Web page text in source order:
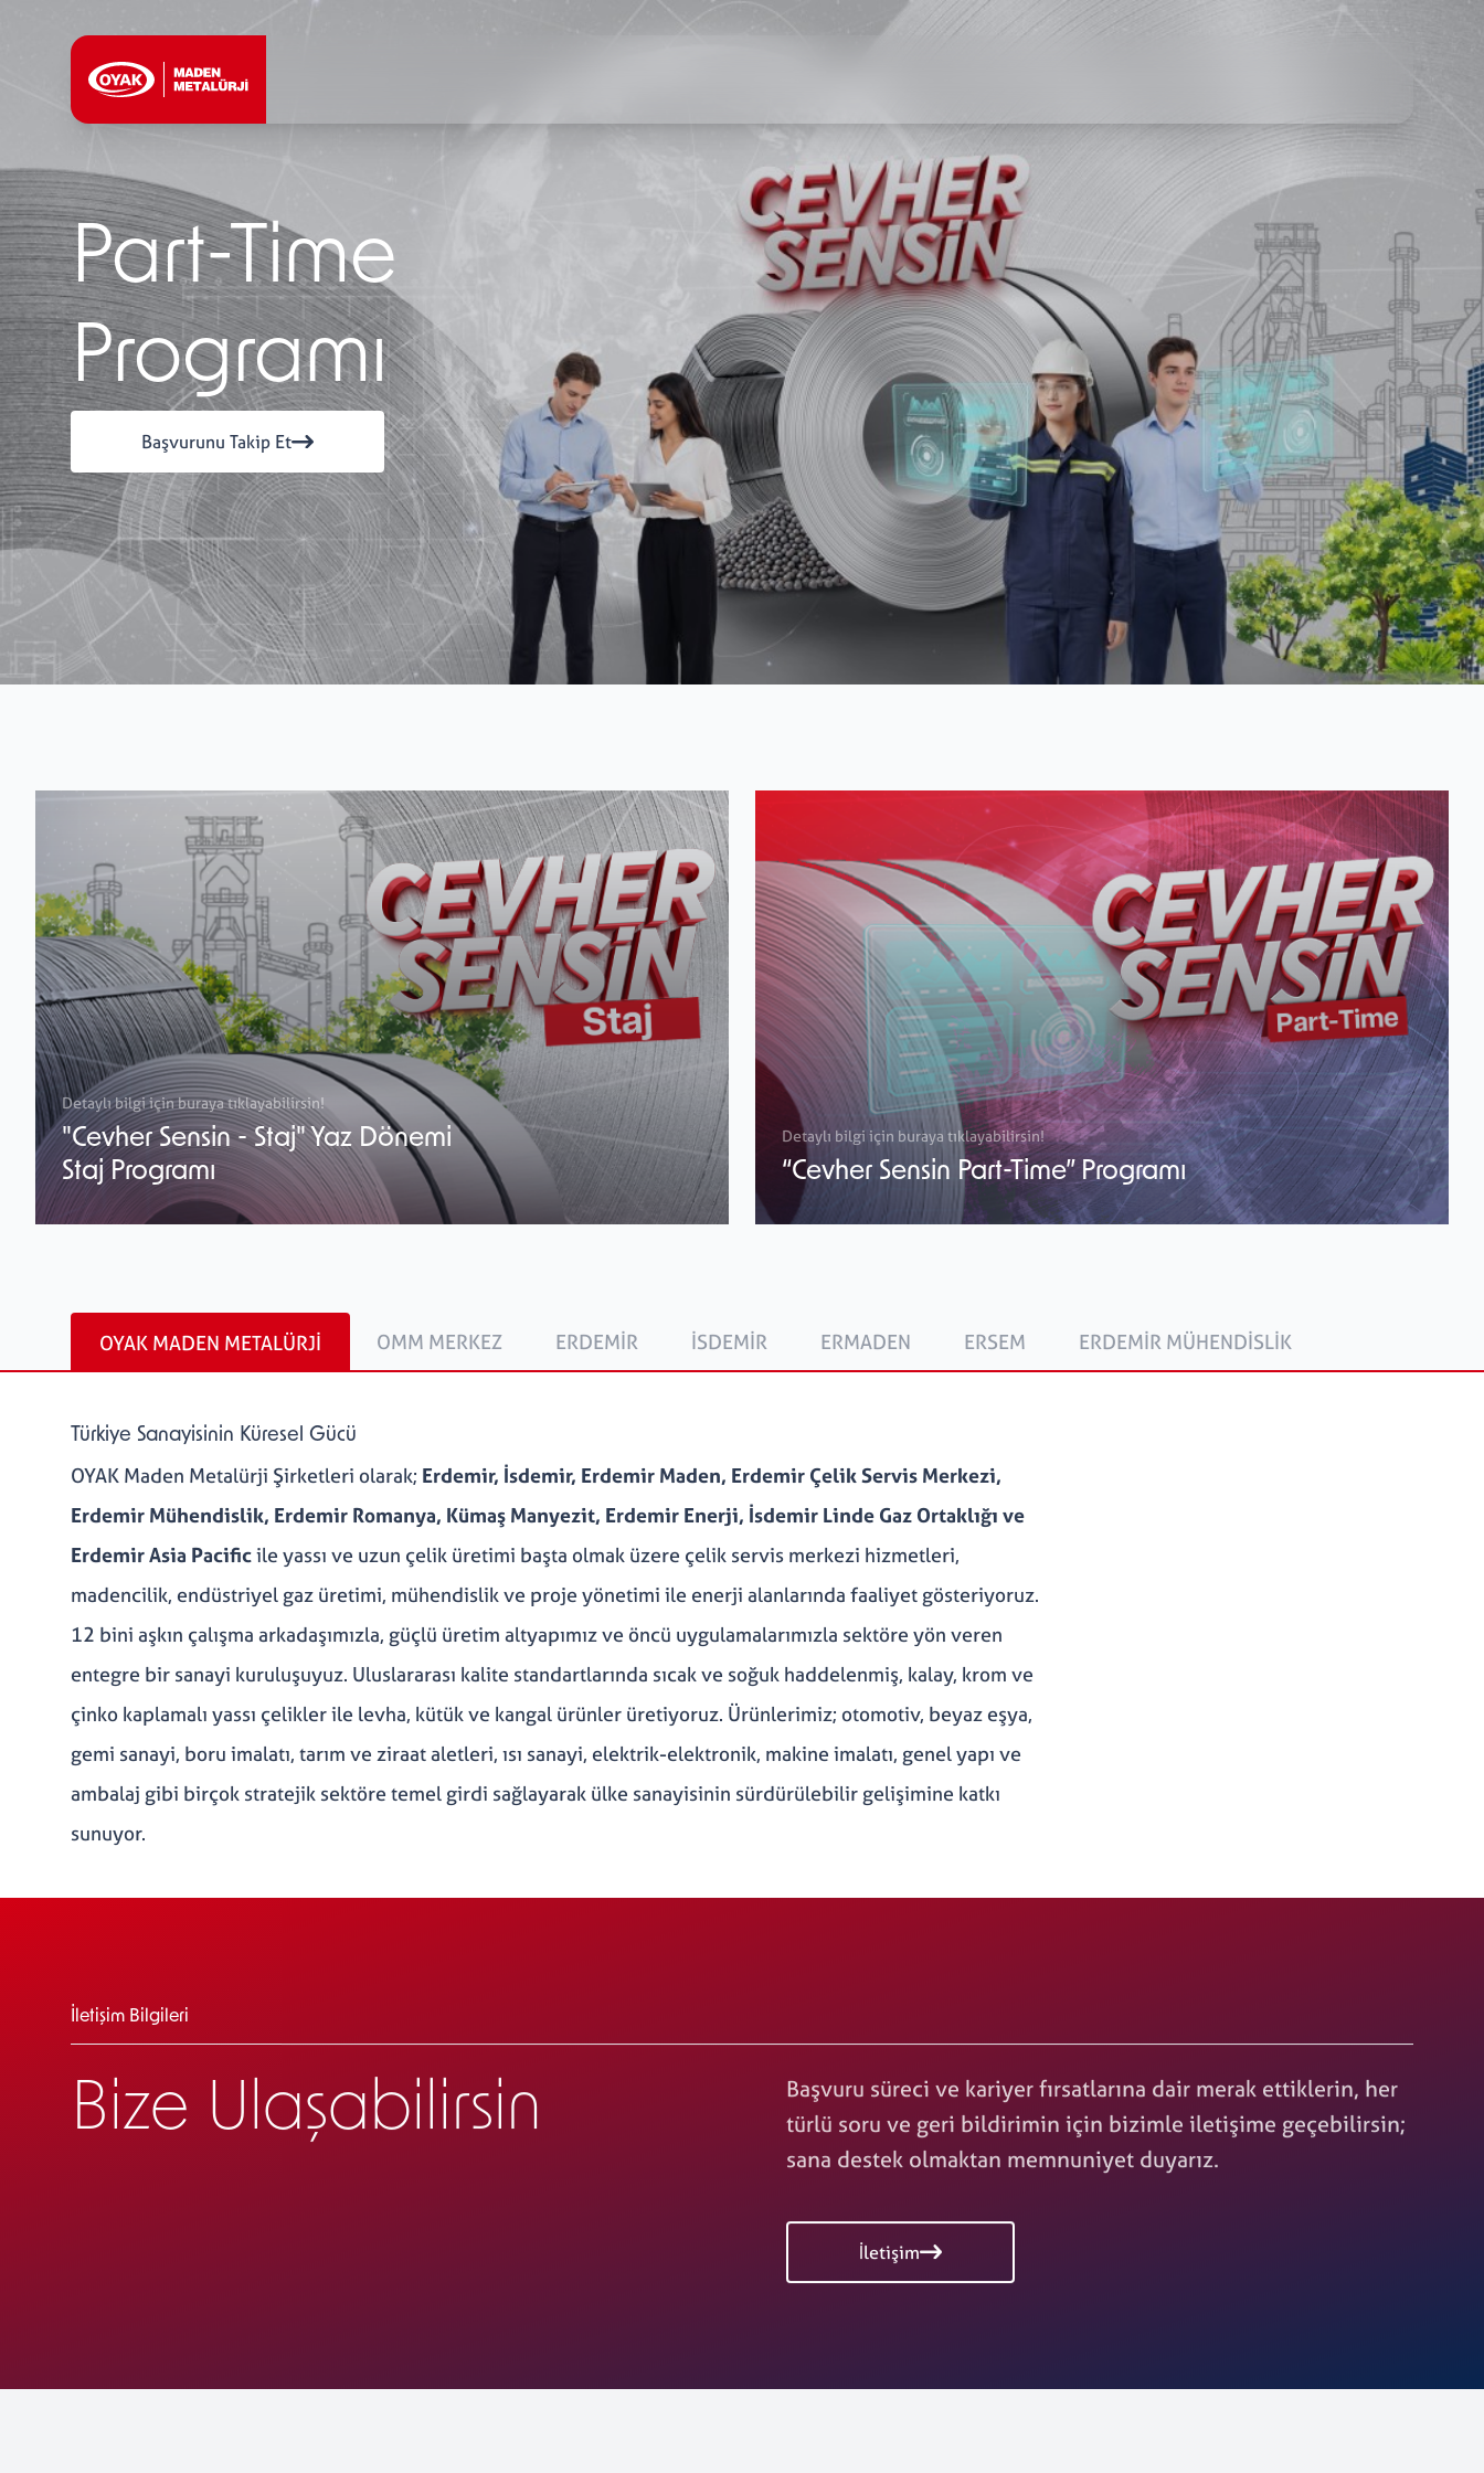
Part-Time
Programı
Başvurunu Takip Et
Detaylı bilgi için buraya tıklayabilirsin!
"Cevher Sensin - Staj" Yaz Dönemi
Staj Programı
Detaylı bilgi için buraya tıklayabilirsin!
“Cevher Sensin Part-Time” Programı
OYAK MADEN METALÜRJI OMM MERKEZ ERDEMIR İSDEMIR ERMADEN ERSEM ERDEMIR MÜHENDISLIK
Türkiye Sanayisinin Küresel Gücü
OYAK Maden Metalürji Şirketleri olarak; Erdemir, İsdemir, Erdemir Maden, Erdemir Çelik Servis Merkezi,
Erdemir Mühendislik, Erdemir Romanya, Kümaş Manyezit, Erdemir Enerji, İsdemir Linde Gaz Ortaklığı ve
Erdemir Asia Pacificile yassı ve uzun çelik üretimi başta olmak üzere çelik servis merkezi hizmetleri,
madencilik, endüstriyel gaz üretimi, mühendislik ve proje yönetimi ile enerji alanlarında faaliyet gösteriyoruz.
12 bini aşkın çalışma arkadaşımızla, güçlü üretim altyapımız ve öncü uygulamalarımızla sektöre yön veren
entegre bir sanayi kuruluşuyuz. Uluslararası kalite standartlarında sıcak ve soğuk haddelenmiş, kalay, krom ve
çinko kaplamalı yassı çelikler ile levha, kütük ve kangal ürünler üretiyoruz. Ürünlerimiz; otomotiv, beyaz eşya,
gemi sanayi, boru imalatı, tarım ve ziraat aletleri, ısı sanayi, elektrik-elektronik, makine imalatı, genel yapı ve
ambalaj gibi birçok stratejik sektöre temel girdi sağlayarak ülke sanayisinin sürdürülebilir gelişimine katkı
sunuyor.
İletişim Bilgileri
Bize Ulaşabilirsin
Başvuru süreci ve kariyer fırsatlarına dair merak ettiklerin, her
türlü soru ve geri bildirimin için bizimle iletişime geçebilirsin;
sana destek olmaktan memnuniyet duyarız.
İletişim